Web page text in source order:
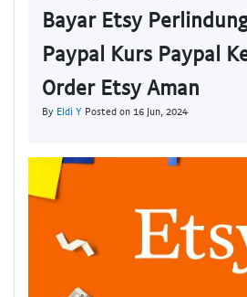
Bayar Etsy
Paypal Kurs Paypal
Order Etsy Aman
By Eldi Y Posted on 16 Jun, 2024